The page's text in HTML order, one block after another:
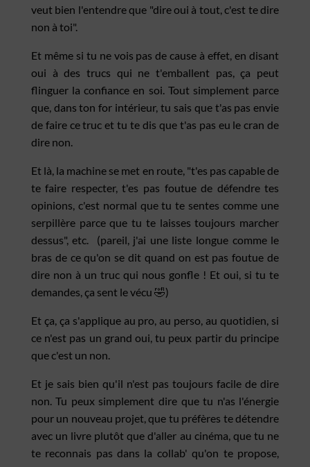
veut bien l'entendre que "dire oui à tout, c'est te dire
non à toi".
Et même si tu ne vois pas de cause à effet, en disant
oui à des trucs qui ne t'emballent pas, ça peut
flinguer la confiance en soi. Tout simplement parce
que, dans ton for intérieur, tu sais que t'as pas envie
de faire ce truc et tu te dis que t'as pas eu le cran de
dire non.
Et là, la machine se met en route, "t'es pas capable de
te faire respecter, t'es pas foutue de défendre tes
opinions, c'est normal que tu te sentes comme une
serpillère parce que tu te laisses toujours marcher
dessus", etc. (pareil, j'ai une liste longue comme le
bras de ce qu'on se dit quand on est pas foutue de
dire non à un truc qui nous gonfle ! Et oui, si tu te
demandes, ça sent le vécu 🤣)
Et ça, ça s'applique au pro, au perso, au quotidien, si
ce n'est pas un grand oui, tu peux partir du principe
que c'est un non.
Et je sais bien qu'il n'est pas toujours facile de dire
non. Tu peux simplement dire que tu n'as l'énergie
pour un nouveau projet, que tu préfères te détendre
avec un livre plutôt que d'aller au cinéma, que tu ne
te reconnais pas dans la collab' qu'on te propose,